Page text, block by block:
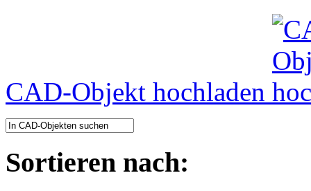
CAD-Objekt hochladen
Sortieren nach: